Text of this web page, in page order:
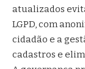
atualizados
LGPD, com
cidadão e a
cadastros e